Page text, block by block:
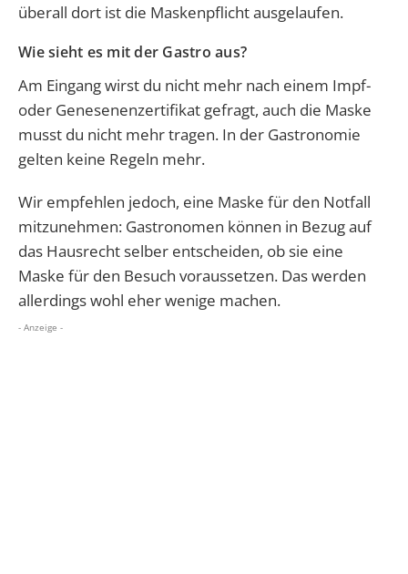
überall dort ist die Maskenpflicht ausgelaufen.
Wie sieht es mit der Gastro aus?
Am Eingang wirst du nicht mehr nach einem Impf-
oder Genesenenzertifikat gefragt, auch die Maske
musst du nicht mehr tragen. In der Gastronomie
gelten keine Regeln mehr.
Wir empfehlen jedoch, eine Maske für den Notfall
mitzunehmen: Gastronomen können in Bezug auf
das Hausrecht selber entscheiden, ob sie eine
Maske für den Besuch voraussetzen. Das werden
allerdings wohl eher wenige machen.
- Anzeige -